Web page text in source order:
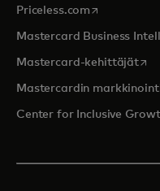
Priceless.com opens in a
Mastercard Business
Mastercard-kehittäjät
Mastercardin
Center for Inclusive